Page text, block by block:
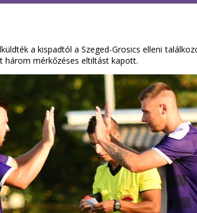
a kispadtól a Szeged-Grosics elleni
három mérkőzéses eltiltást kapott.